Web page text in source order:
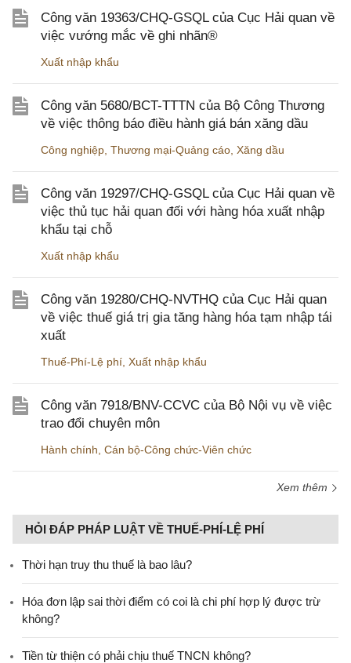
Công văn 19363/CHQ-GSQL của Cục Hải quan về
việc vướng mắc về ghi nhãn®
Xuất nhập khẩu
Công văn 5680/BCT-TTTN của Bộ Công Thương
về việc thông báo điều hành giá bán xăng dầu
Công nghiệp Thương mại-Quảng cáo Xăng dầu
Công văn 19297/CHQ-GSQL của Cục Hải quan về
việc thủ tục hải quan đối với hàng hóa xuất nhập
khẩu tại chỗ
Xuất nhập khẩu
Công văn 19280/CHQ-NVTHQ của Cục Hải quan
về việc thuế giá trị gia tăng hàng hóa tạm nhập tái
xuất
Thuế-Phí-Lệ phí Xuất nhập khẩu
Công văn 7918/BNV-CCVC của Bộ Nội vụ về việc
trao đổi chuyên môn
Hành chính Cán bộ-Công chức-Viên chức
Xem thêm
HỎI ĐÁP PHÁP LUẬT VỀ THUẾ-PHÍ-LỆ PHÍ
Thời hạn truy thu thuế là bao lâu?
Hóa đơn lập sai thời điểm có coi là chi phí hợp lý được trừ
không?
Tiền từ thiện có phải chịu thuế TNCN không?